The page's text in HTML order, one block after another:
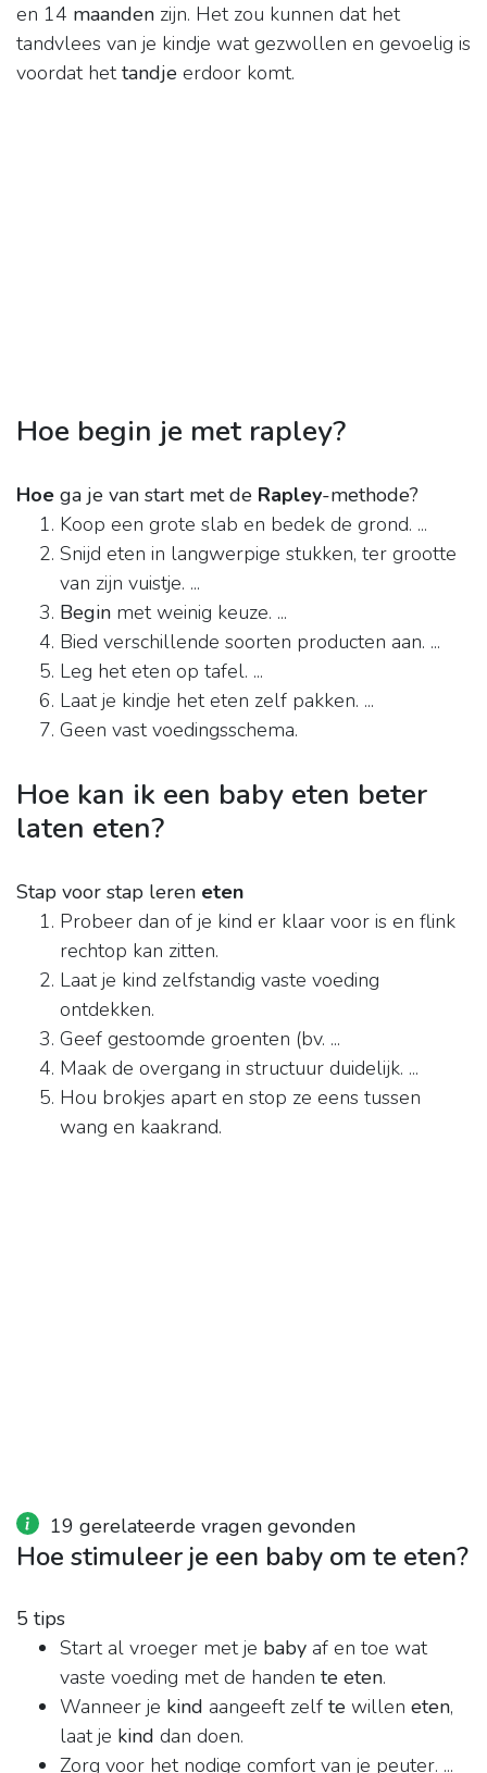
en 14 maanden zijn. Het zou kunnen dat het
tandvlees van je kindje wat gezwollen en gevoelig is
voordat hettandje erdoor komt.
Hoe begin je met rapley?
Hoe ga je van start met de Rapley-methode?
Koop een grote slab en bedek de grond. ...
Snijd eten in langwerpige stukken, ter grootte
van zijn vuistje. ...
Begin met weinig keuze. ...
Bied verschillende soorten producten aan. ...
Leg het eten op tafel. ...
Laat je kindje het eten zelf pakken. ...
Geen vast voedingsschema.
Hoe kan ik een baby eten beter
laten eten?
Stap voor stap leren eten
Probeer dan of je kind er klaar voor is en flink
rechtop kan zitten.
Laat je kind zelfstandig vaste voeding
ontdekken.
Geef gestoomde groenten (bv. ...
Maak de overgang in structuur duidelijk. ...
Hou brokjes apart en stop ze eens tussen
wang en kaakrand.
19 gerelateerde vragen gevonden
Hoe stimuleer je een baby om te eten?
5 tips
Start al vroeger met je baby af en toe wat
vaste voeding met de handen te eten.
Wanneer je kind aangeeft zelf te willen eten,
laat je kind dan doen.
Zorg voor het nodige comfort van je peuter. ...